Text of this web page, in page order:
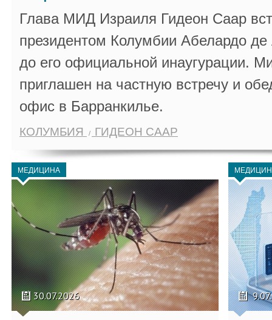
Глава МИД Израиля Гидеон Саар
президентом Колумбии Абелардо
до его официальной инаугурации.
приглашен на частную встречу и
офис в Барранкилье.
КОЛУМБИЯ ГИДЕОН СААР
МЕДИЦИНА
30.07.2026